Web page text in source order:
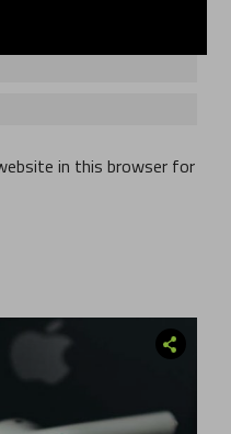
in this browser for